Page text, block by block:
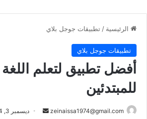
الرئيسية / تطبيقات جوجل بلاي
تطبيقات جوجل بلاي
أفضل تطبيق لتعلم اللغة
للمبتدئين
zeinaissa1974@gmail.com
أرسل ديسمبر 3, 2024